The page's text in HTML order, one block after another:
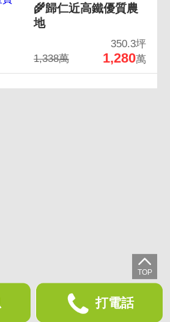
🌾歸仁近高鐵優質農
地
350.3坪
1,338萬
1,280萬
打電話